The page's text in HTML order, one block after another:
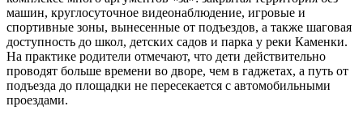
машин, круглосуточное видеонаблюдение, игровые и
спортивные зоны, вынесенные от подъездов, а также шаговая
доступность до школ, детских садов и парка у реки Каменки.
На практике родители отмечают, что дети действительно
проводят больше времени во дворе, чем в гаджетах, а путь от
подъезда до площадки не пересекается с автомобильными
проездами.